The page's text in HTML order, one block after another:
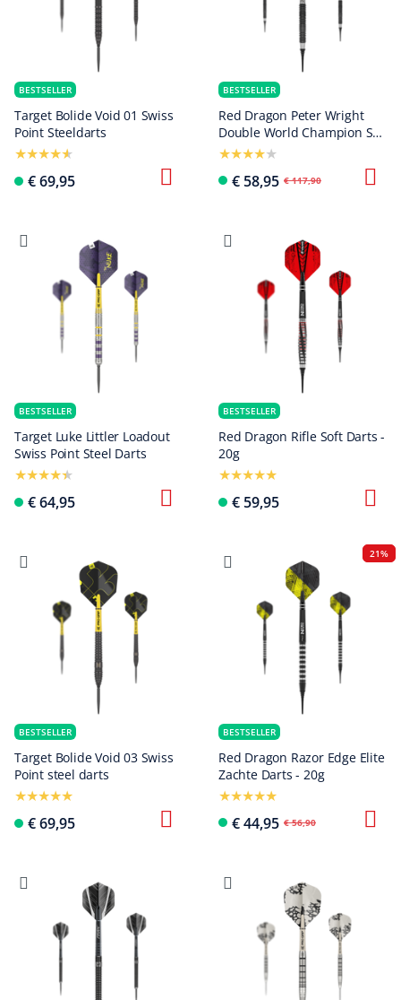
BESTSELLER
Target Bolide Void 01 Swiss
Point Steeldarts
€ 69,95
BESTSELLER
Red Dragon Peter Wright
Double World Champion SE
Black Softdarts - 20g
€ 58,95 € 117,90
BESTSELLER
Target Luke Littler Loadout
Swiss Point Steel Darts
€ 64,95
BESTSELLER
Red Dragon Rifle Soft Darts -
20g
€ 59,95
BESTSELLER
Target Bolide Void 03 Swiss
Point steel darts
€ 69,95
21%
BESTSELLER
Red Dragon Razor Edge Elite
Zachte Darts - 20g
€ 44,95 € 56,90